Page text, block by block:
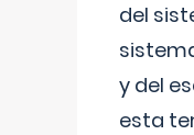
del
y del
esta